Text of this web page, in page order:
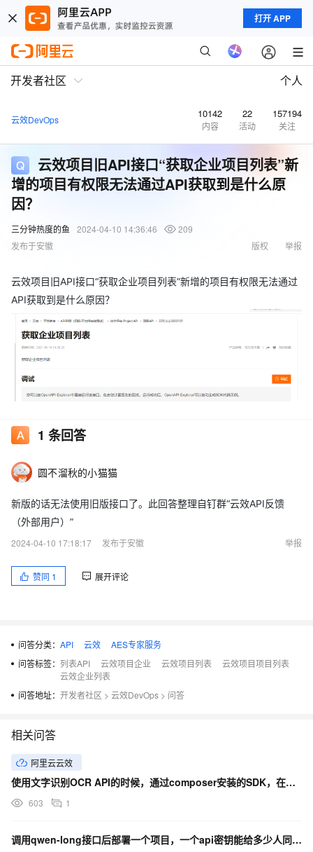
打开 APP
开发者社区 个人
云效DevOps 10142
内容
22
活动
157194
关注
云效项目旧API接口“获取企业项目列表”新
增的项目有权限无法通过API获取到是什么原
因？
三分钟热度的鱼 2024-04-10 14:36:46
209
发布于安徽
举报
版权
云效项目旧API接口“获取企业项目列表”新增的项目有权限无法通过
API获取到是什么原因？
1 条回答
圆不溜秋的小猫猫
新版的话无法使用旧版接口了。此回答整理自钉群“云效API反馈
（外部用户）”
2024-04-10 17:18:17
发布于安徽 举报
赞同 1 展开评论
问答分类： API 云效
AES专家服务
问答标签： 列表API 云效项目企业 云效项目列表
云效项目项目列表
云效企业列表
问答地址： 开发者社区 > 云效DevOps > 问答
相关问答
阿里云云效
使用文字识别OCR API的时候，通过composer安装的SDK，在项目中无法正常运行，什么原因？
603 1
调用qwen-long接口后部署一个项目，一个api密钥能给多少人同时使用？